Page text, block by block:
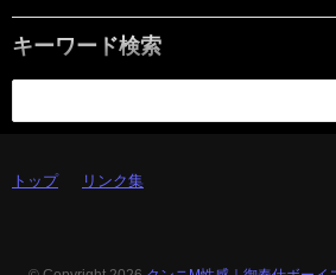
キーワード検索
トップ リンク集